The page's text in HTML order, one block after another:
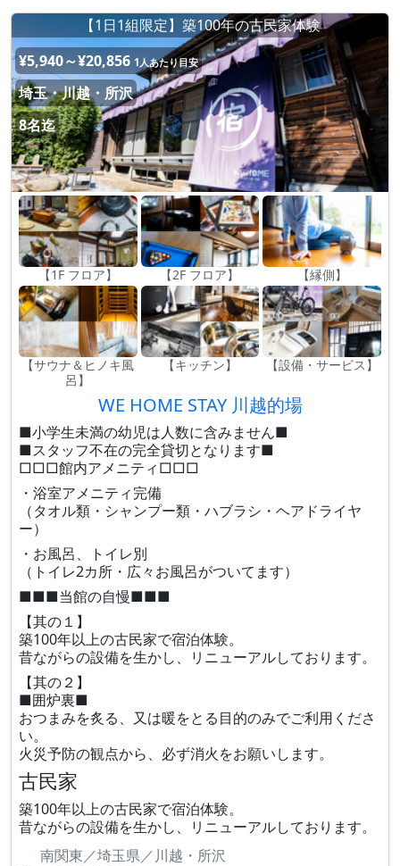
【1日1組限定】築100年の古民家体験
¥5,940～¥20,856 1人あたり目安
埼玉・川越・所沢
8名迄
【1F フロア】 【2F フロア】 【縁側】
【サウナ＆ヒノキ風
呂】
【キッチン】 【設備・サービス】
WE HOME STAY 川越的場
■小学生未満の幼児は人数に含みません■
■スタッフ不在の完全貸切となります■
□□□館内アメニティ□□□
・浴室アメニティ完備
（タオル類・シャンプー類・ハブラシ・ヘアドライヤ
ー）
・お風呂、トイレ別
（トイレ2カ所・広々お風呂がついてます）
■■■当館の自慢■■■
【其の１】
築100年以上の古民家で宿泊体験。
昔ながらの設備を生かし、リニューアルしております。
【其の２】
■囲炉裏■
おつまみを炙る、又は暖をとる目的のみでご利用くださ
い。
火災予防の観点から、必ず消火をお願いします。
古民家
築100年以上の古民家で宿泊体験。
昔ながらの設備を生かし、リニューアルしております。
南関東／埼玉県／川越・所沢